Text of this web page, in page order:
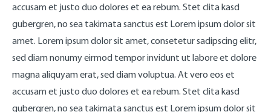
accusam et justo duo dolores et ea rebum. Stet clita kasd
gubergren, no sea takimata sanctus est Lorem ipsum dolor sit
amet. Lorem ipsum dolor sit amet, consetetur sadipscing elitr,
sed diam nonumy eirmod tempor invidunt ut labore et dolore
magna aliquyam erat, sed diam voluptua. At vero eos et
accusam et justo duo dolores et ea rebum. Stet clita kasd
gubergren, no sea takimata sanctus est Lorem ipsum dolor sit